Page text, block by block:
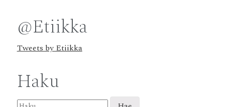
@Etiikka
Tweets by Etiikka
Haku
Haku: